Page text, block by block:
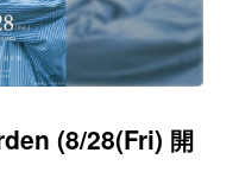
(8/28(Fri) 開